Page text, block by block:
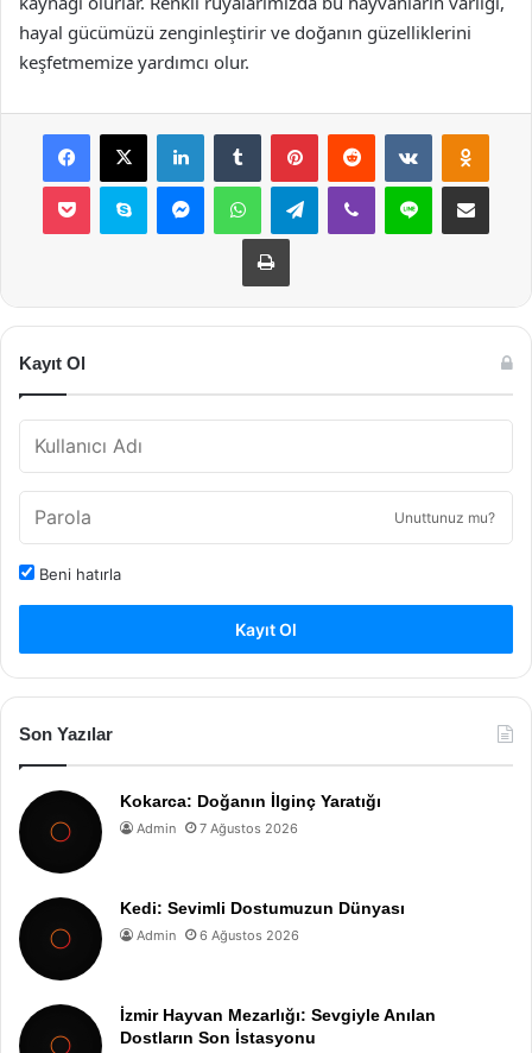
hayal gücümüzü zenginleştirir ve doğanın güzelliklerini
keşfetmemize yardımcı olur.
Facebook
X LinkedInTumblr PinterestReddit VKontakte
Pocket Skype MessengerWhatsAppTelegramViber Line E-Posta ile
Yazdır
Kayıt Ol
Unuttunuz mu?
Beni hatırla
Kayıt Ol
Son Yazılar
Kokarca: Doğanın İlginç Yaratığı
Admin 7 Ağustos 2026
Kedi: Sevimli Dostumuzun Dünyası
Admin 6 Ağustos 2026
İzmir Hayvan Mezarlığı: Sevgiyle Anılan
Dostların Son İstasyonu